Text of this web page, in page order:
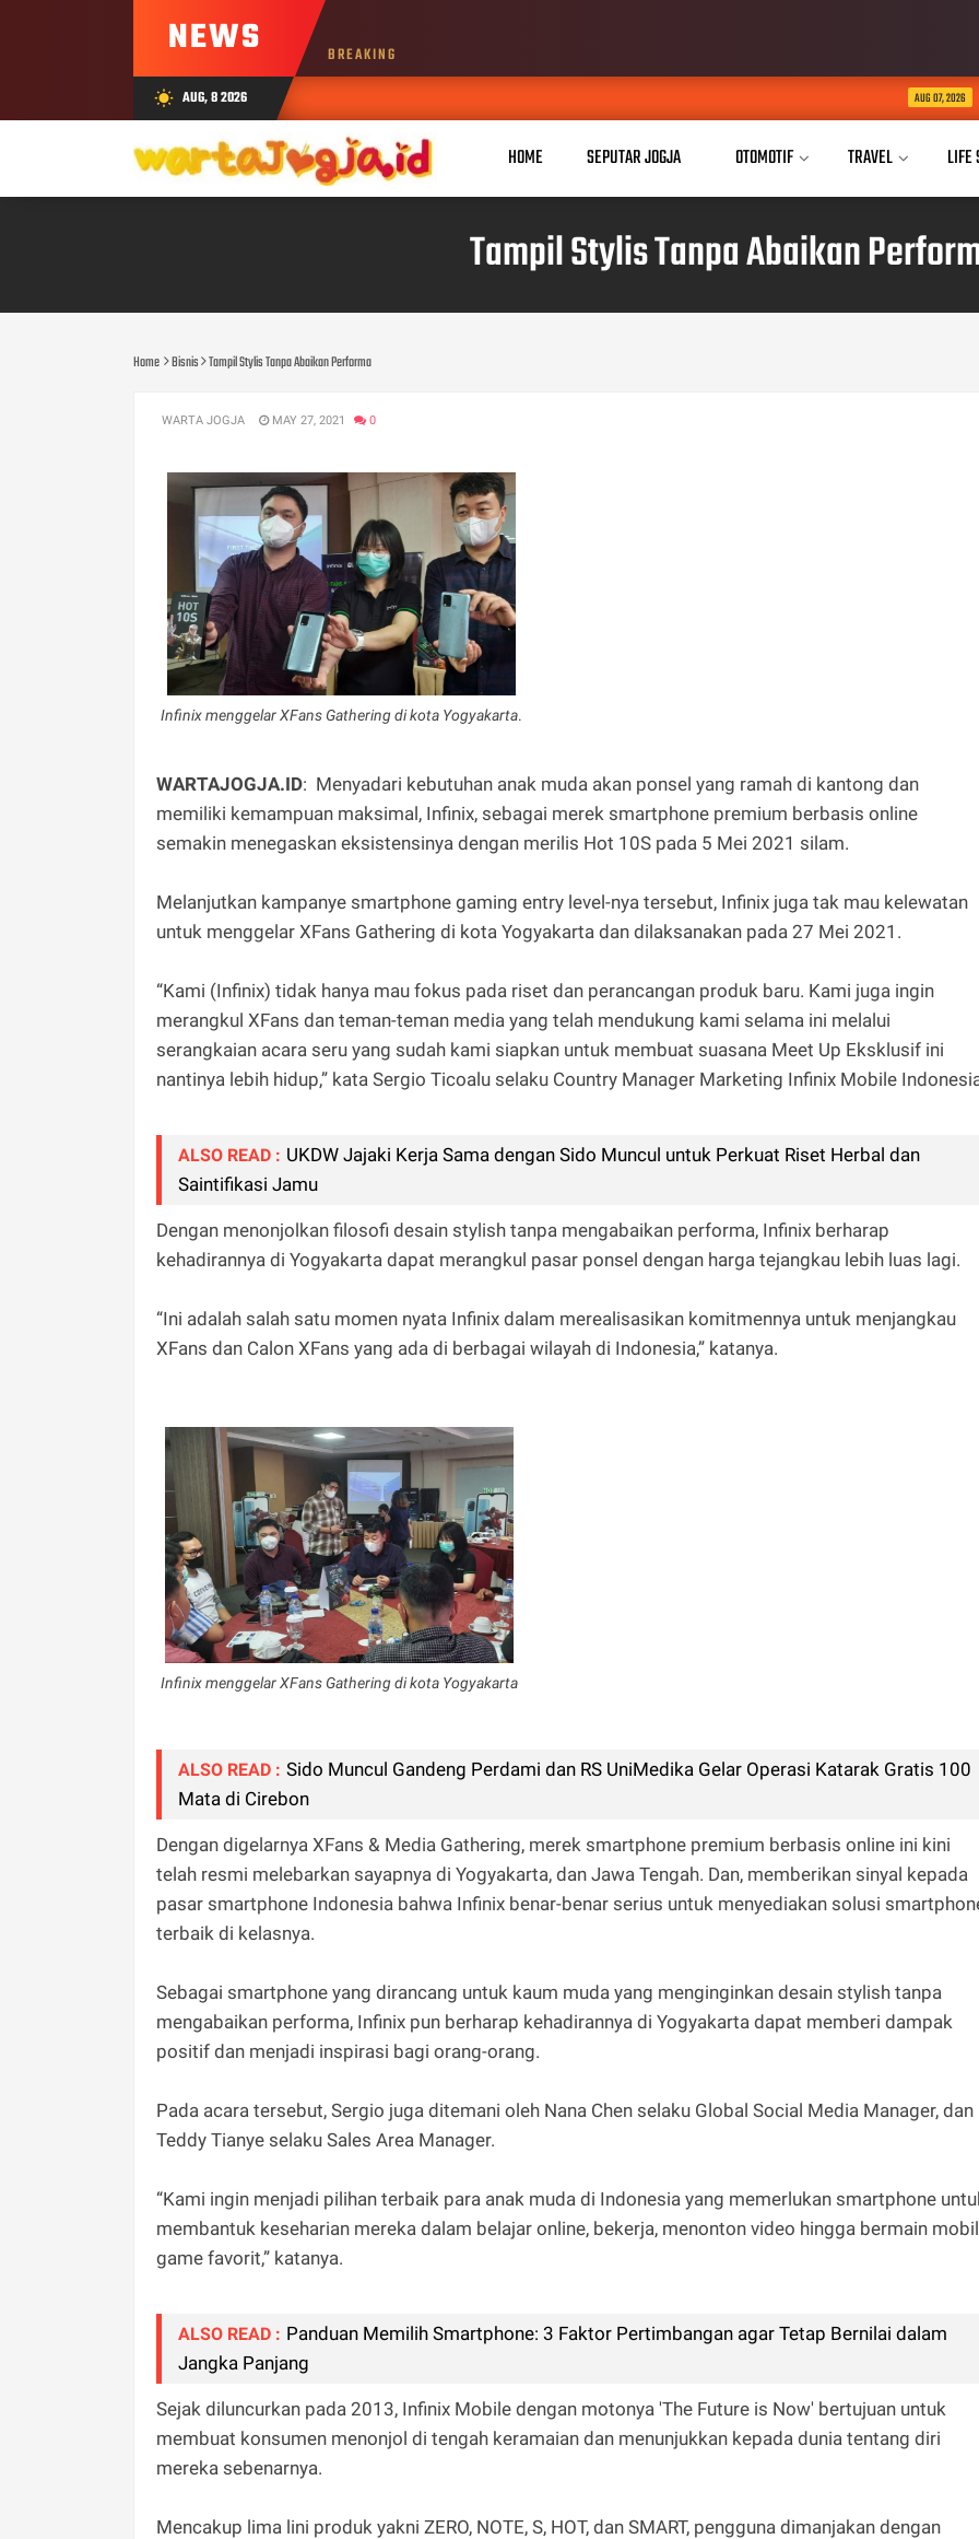
NEWS BREAKING
wb_sunny AUG, 8 2026 Buka Akses
HOME SEPUTAR JOGJA OTOMOTIF TRAVEL LIFE
Tampil Stylis Tanpa Abaikan
Home Bisnis Tampil Stylis Tanpa Abaikan Performa
WARTA JOGJA MAY 27, 2021 0
Infinix menggelar XFans Gathering di kota Yogyakarta.
WARTAJOGJA.ID: Menyadari kebutuhan anak muda akan ponsel yang ramah di kantong dan
memiliki kemampuan maksimal, Infinix, sebagai merek smartphone premium berbasis online
semakin menegaskan eksistensinya dengan merilis Hot 10S pada 5 Mei 2021 silam.
Melanjutkan kampanye smartphone gaming entry level-nya tersebut, Infinix juga tak mau kelewatan
untuk menggelar XFans Gathering di kota Yogyakarta dan dilaksanakan pada 27 Mei 2021.
“Kami (Infinix) tidak hanya mau fokus pada riset dan perancangan produk baru. Kami juga ingin
merangkul XFans dan teman-teman media yang telah mendukung kami selama ini melalui
serangkaian acara seru yang sudah kami siapkan untuk membuat suasana Meet Up Eksklusif ini
nantinya lebih hidup,” kata Sergio Ticoalu selaku Country Manager Marketing Infinix Mobile
ALSO READ : UKDW Jajaki Kerja Sama dengan Sido Muncul untuk Perkuat Riset Herbal dan
Saintifikasi Jamu
Dengan menonjolkan filosofi desain stylish tanpa mengabaikan performa, Infinix berharap
kehadirannya di Yogyakarta dapat merangkul pasar ponsel dengan harga tejangkau lebih luas lagi.
“Ini adalah salah satu momen nyata Infinix dalam merealisasikan komitmennya untuk menjangkau
XFans dan Calon XFans yang ada di berbagai wilayah di Indonesia,” katanya.
Infinix menggelar XFans Gathering di kota Yogyakarta
ALSO READ : Sido Muncul Gandeng Perdami dan RS UniMedika Gelar Operasi Katarak Gratis 100
Mata di Cirebon
Dengan digelarnya XFans & Media Gathering, merek smartphone premium berbasis online ini kini
telah resmi melebarkan sayapnya di Yogyakarta, dan Jawa Tengah. Dan, memberikan sinyal kepada
pasar smartphone Indonesia bahwa Infinix benar-benar serius untuk menyediakan solusi
terbaik di kelasnya.
Sebagai smartphone yang dirancang untuk kaum muda yang menginginkan desain stylish tanpa
mengabaikan performa, Infinix pun berharap kehadirannya di Yogyakarta dapat memberi dampak
positif dan menjadi inspirasi bagi orang-orang.
Pada acara tersebut, Sergio juga ditemani oleh Nana Chen selaku Global Social Media Manager, dan
Teddy Tianye selaku Sales Area Manager.
“Kami ingin menjadi pilihan terbaik para anak muda di Indonesia yang memerlukan smartphone
membantuk keseharian mereka dalam belajar online, bekerja, menonton video hingga bermain
game favorit,” katanya.
ALSO READ : Panduan Memilih Smartphone: 3 Faktor Pertimbangan agar Tetap Bernilai dalam
Jangka Panjang
Sejak diluncurkan pada 2013, Infinix Mobile dengan motonya 'The Future is Now' bertujuan untuk
membuat konsumen menonjol di tengah keramaian dan menunjukkan kepada dunia tentang diri
mereka sebenarnya.
Mencakup lima lini produk yakni ZERO, NOTE, S, HOT, dan SMART, pengguna dimanjakan dengan